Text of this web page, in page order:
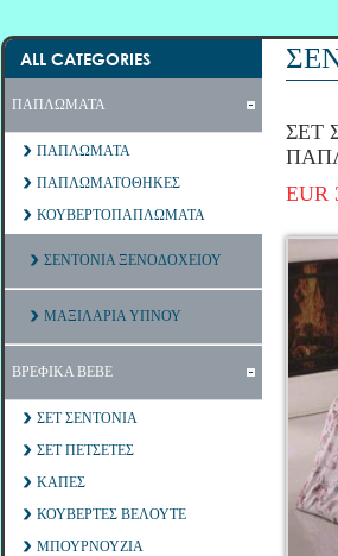
ALL CATEGORIES
ΠΑΠΛΩΜΑΤΑ
ΠΑΠΛΩΜΑΤΑ
ΠΑΠΛΩΜΑΤΟΘΗΚΕΣ
ΚΟΥΒΕΡΤΟΠΑΠΛΩΜΑΤΑ
ΣΕΝΤΟΝΙΑ ΞΕΝΟΔΟΧΕΙΟΥ
ΜΑΞΙΛΑΡΙΑ ΥΠΝΟΥ
ΒΡΕΦΙΚΑ ΒΕΒΕ
ΣΕΤ ΣΕΝΤΟΝΙΑ
ΣΕΤ ΠΕΤΣΕΤΕΣ
ΚΑΠΕΣ
ΚΟΥΒΕΡΤΕΣ ΒΕΛΟΥΤΕ
ΜΠΟΥΡΝΟΥΖΙΑ
ΣΕΤ
EUR